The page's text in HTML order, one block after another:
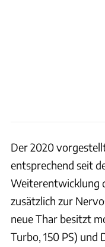
Der 2020
entsprechend seit
Weiterentwicklung
zusätzlich zur
neue Thar besitzt
Turbo, 150 PS) und